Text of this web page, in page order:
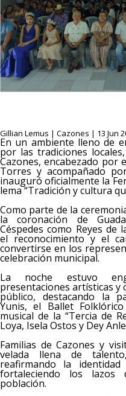
Gillian Lemus | Cazones | 13 Jun
En un ambiente lleno de
por las tradiciones
Cazones, encabezado por
Torres y acompañado
inauguró oficialmente la
lema “Tradición y cultura
Como parte de la
la coronación de
Céspedes como Reyes de
el reconocimiento y el
convertirse en los
celebración municipal.
La noche estuvo
presentaciones artísticas
público, destacando la
Yunis, el Ballet
musical de la “Tercia de
Loya, Isela Ostos y Dey
Familias de Cazones y
velada llena de
reafirmando la
fortaleciendo los lazos
población.